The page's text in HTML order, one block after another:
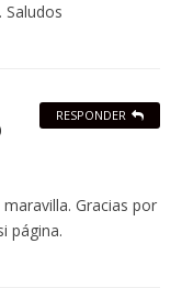
Gracias por
página.
RESPONDER